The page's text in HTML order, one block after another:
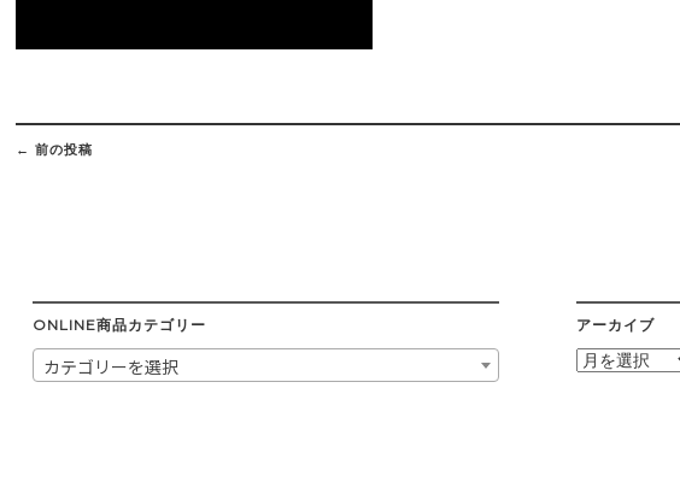
Post
navigation
← 前の投稿
ONLINE商品カテゴリー
カテゴリーを選択
アーカイブ
ア